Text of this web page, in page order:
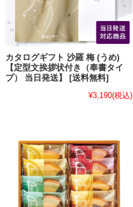
カタログギフト 沙羅 梅 (うめ)
【定型文挨拶状付き（奉書タイ
プ） 当日発送】 [送料無料]
¥3,190(税込)